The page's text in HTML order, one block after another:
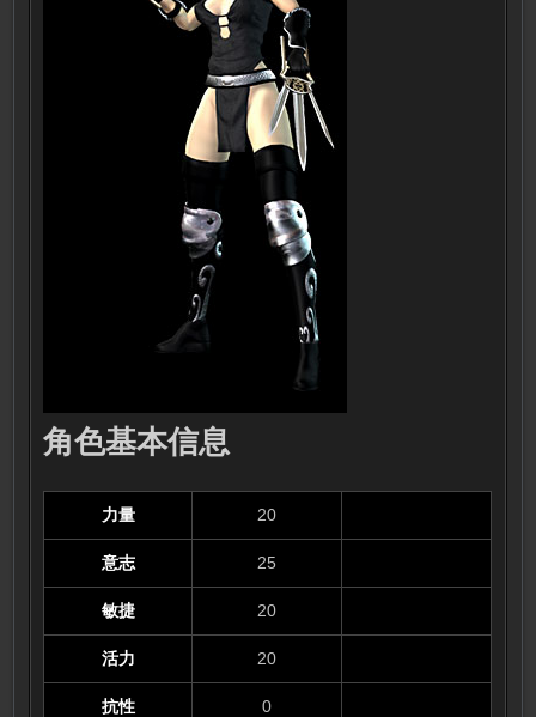
角色基本信息
力量 20
意志 25
敏捷 20
活力 20
抗性 0